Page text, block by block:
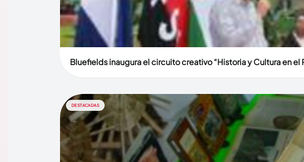
Bluefields inaugura el circuito creativo “Historia y Cultura en el
DESTACADAS